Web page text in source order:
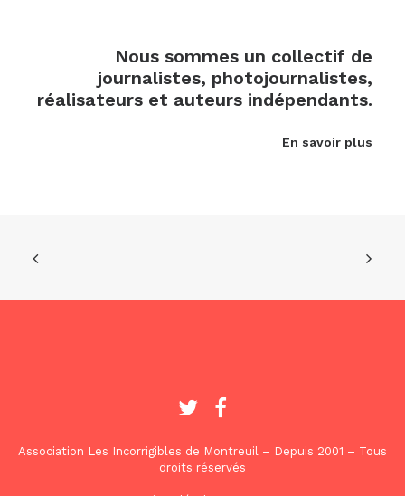
Nous sommes un collectif de
journalistes, photojournalistes,
réalisateurs et auteurs indépendants.
En savoir plus
Association Les Incorrigibles de Montreuil – Depuis 2001 – Tous
droits réservés